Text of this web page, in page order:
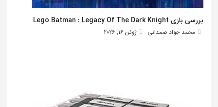
بررسی بازی Lego Batman : Legacy Of The Dark Knight
محمد جواد صمدانی ژوئن 16, 2026